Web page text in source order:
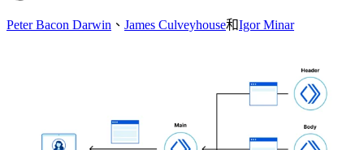
Peter Bacon Darwin 、 James Culveyhouse和Igor Minar